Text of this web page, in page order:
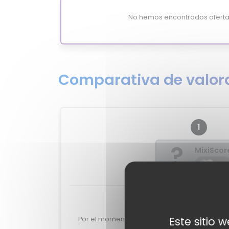
No hemos encontrados
Comparativa de
1
?
-
Por el momento no tenemos valoraciones
Este sitio